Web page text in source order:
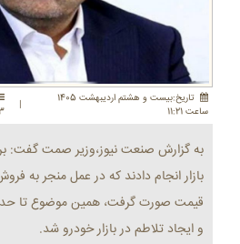
تاريخ:بيست و هشتم ارديبهشت 1405
ساعت 11:21
|
به گزارش صنعت نیوز،وزیر صمت گفت:
بازار انجام دادند که در عمل منجر به
قیمت صورت گرفت، همین موضوع تا
و ایجاد تلاطم در بازار خودرو شد.